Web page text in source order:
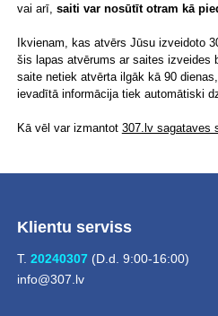
vai arī, saiti var nosūtīt otram kā
Ikvienam, kas atvērs Jūsu izveidoto
šis lapas atvērums ar saites izveides
saite netiek atvērta ilgāk kā 90
ievadītā informācija tiek automātiski
Kā vēl var izmantot 307.lv sagataves
Klientu serviss
T. 20240307(D.d. 9:00-16:00)
info@307.lv